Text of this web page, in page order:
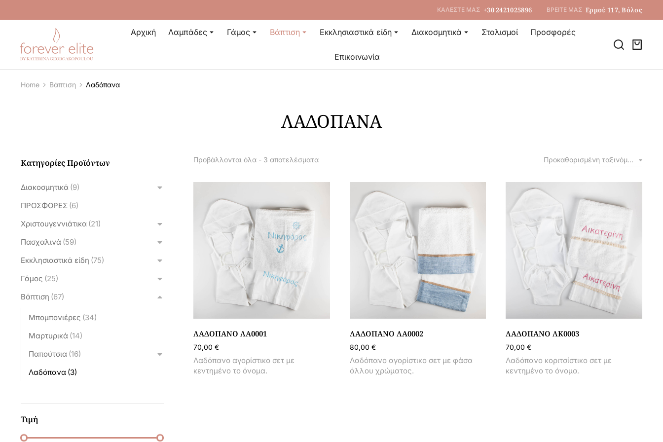
ΚΑΛΕΣΤΕ ΜΑΣ +30 2421025896 ΒΡΕΙΤΕ ΜΑΣ Ερμού 117, Βόλος
Αρχική Λαμπάδες Γάμος Βάπτιση Εκκλησιαστικά είδη Διακοσμητικά Στολισμοί Προσφορές
Επικοινωνία
You are here:
Home Βάπτιση Λαδόπανα
ΛΑΔΌΠΑΝΑ
Κατηγορίες Προϊόντων
Διακοσμητικά (9)
ΠΡΟΣΦΟΡΕΣ (6)
Χριστουγεννιάτικα (21)
Πασχαλινά (59)
Εκκλησιαστικά είδη (75)
Γάμος (25)
Βάπτιση (67)
Μπομπονιέρες (34)
Μαρτυρικά (14)
Παπούτσια (16)
Λαδόπανα (3)
Τιμή
Προβάλλονται όλα - 3 αποτελέσματα
ΛΑΔΌΠΑΝΟ ΛΑ0001
70,00 €
Λαδόπανο αγορίστικο σετ με
κεντημένο το όνομα.
ΛΑΔΌΠΑΝΟ ΛΑ0002
80,00 €
Λαδόπανο αγορίστικο σετ με φάσα
άλλου χρώματος.
ΛΑΔΌΠΑΝΟ ΛΚ0003
70,00€
Λαδόπανο κοριτσίστικο σετ με
κεντημένο το όνομα.